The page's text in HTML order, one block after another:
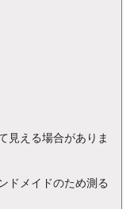
見える場合がありま
ドメイドのため測る